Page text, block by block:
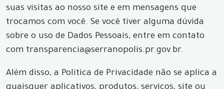
suas visitas ao nosso site e em mensagens que
trocamos com você. Se você tiver alguma dúvida
sobre o uso de Dados Pessoais, entre em contato
com transparencia@serranopolis.pr.gov.br.
Além disso, a Política de Privacidade não se aplica a